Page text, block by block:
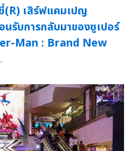
(R) เสิร์ฟแคมเปญ
รับการกลับมาของซูเปอร์
Man : Brand New